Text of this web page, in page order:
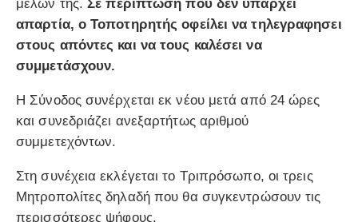
μελών της.Σε περίπτωση που δεν υπάρχει
απαρτία, ο Τοποτηρητής οφείλει να τηλεγραφησει
στους απόντες και να τους καλέσει να
συμμετάσχουν.
Η Σύνοδος συνέρχεται εκ νέου μετά από 24 ώρες
και συνεδριάζει ανεξαρτήτως αριθμού
συμμετεχόντων.
Στη συνέχεια εκλέγεται το Τριπρόσωπο, οι τρεις
Μητροπολίτες δηλαδή που θα συγκεντρώσουν τις
περισσότερες ψήφους.